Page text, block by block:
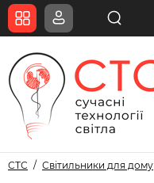
СТС Світильники для дому